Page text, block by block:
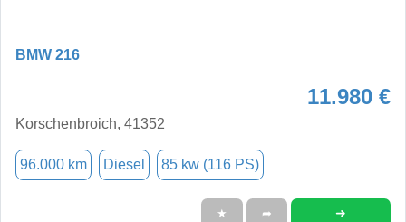
BMW 216
11.980 €
Korschenbroich, 41352
96.000 km Diesel 85 kw (116 PS)
★ ➦ ➜